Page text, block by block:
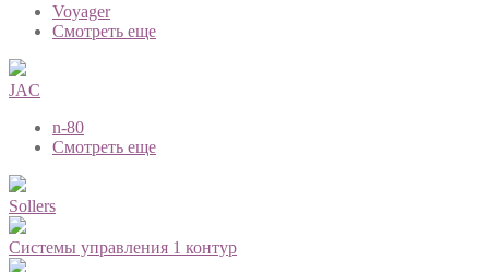
Voyager
Смотреть еще
JAC
n-80
Смотреть еще
Sollers
Системы управления 1 контур